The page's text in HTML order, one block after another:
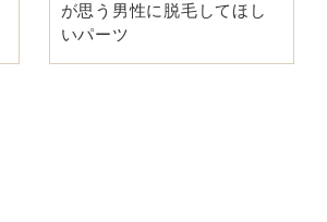
が思う男性に脱毛してほし
いパーツ